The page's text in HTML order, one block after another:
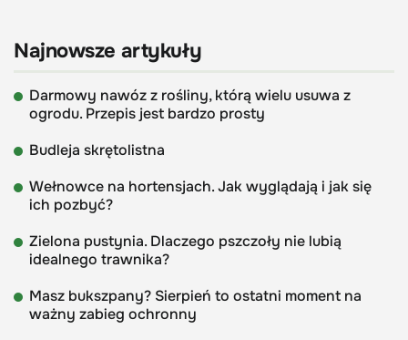
Najnowsze artykuły
Darmowy nawóz z rośliny, którą wielu usuwa z
ogrodu. Przepis jest bardzo prosty
Budleja skrętolistna
Wełnowce na hortensjach. Jak wyglądają i jak się
ich pozbyć?
Zielona pustynia. Dlaczego pszczoły nie lubią
idealnego trawnika?
Masz bukszpany? Sierpień to ostatni moment na
ważny zabieg ochronny